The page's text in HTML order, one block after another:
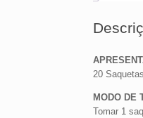
20 Saquetas
MODO DE
Tomar 1